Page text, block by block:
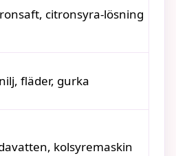
citronsyra-lösning
fläder, gurka
kolsyremaskin